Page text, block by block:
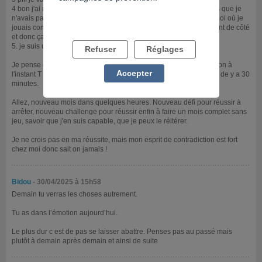
4 bon j'ai rejoué mais au final avec du recule, ça faisait longtemps que je
n'avais pas joué autant, alors qu'avant c'était tous les débuts de moi où je
jouais comme ça, alors que là c'était en fin de mois avec de l'argent de côté
et donc ça va aller,
5. je suis une cause perdue.
Je pense qu'au final, c'est ça le plus dur, savoir que notre motivation à
l'instant T n'est pas celle de demain ou celle d'hier ou même celle de y a 30
minutes.
Allez, nouveau mois dans quelques heures. Nouveau défi pour réussir à
arrêter, nouveau challenge pour réussir enfin à faire un mois complet sans
jeu, savoir que j'en suis capable, que je peux le réitérer.
Je ne crois pas en ma réussite, mais mon esprit de contradiction est fort
chez moi donc sait on jamais !
Bidou - 30/04/2025 à 15h58
Demain tu verras les choses autrement.
Tu as dans l’émotion aujourd’hui.
Le plus dur c est de pas se laisser abattre. Penses pas au passé mais
plutôt à demain après demain et ainsi de suite
Refuser Réglages
Accepter